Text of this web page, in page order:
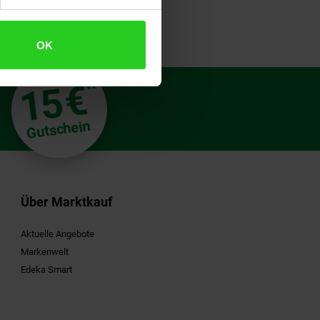
OK
15€**
Gutschein
Über Marktkauf
Aktuelle Angebote
Markenwelt
Edeka Smart